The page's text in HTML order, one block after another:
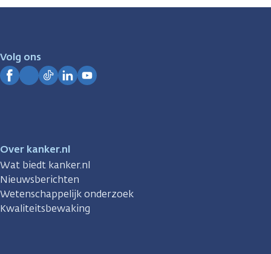
zijn
Volg ons
Over kanker.nl
Wat biedt kanker.nl
Nieuwsberichten
Wetenschappelijk onderzoek
Kwaliteitsbewaking